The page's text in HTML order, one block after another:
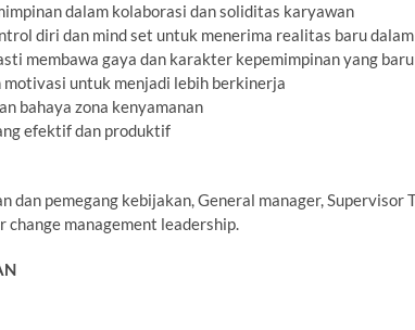
dalam kolaborasi dan soliditas karyawan
diri dan mind set untuk menerima realitas baru
membawa gaya dan karakter kepemimpinan yang baru
motivasi untuk menjadi lebih berkinerja
bahaya zona kenyamanan
efektif dan produktif
dan pemegang kebijakan, General manager, Supervisor
change management leadership.